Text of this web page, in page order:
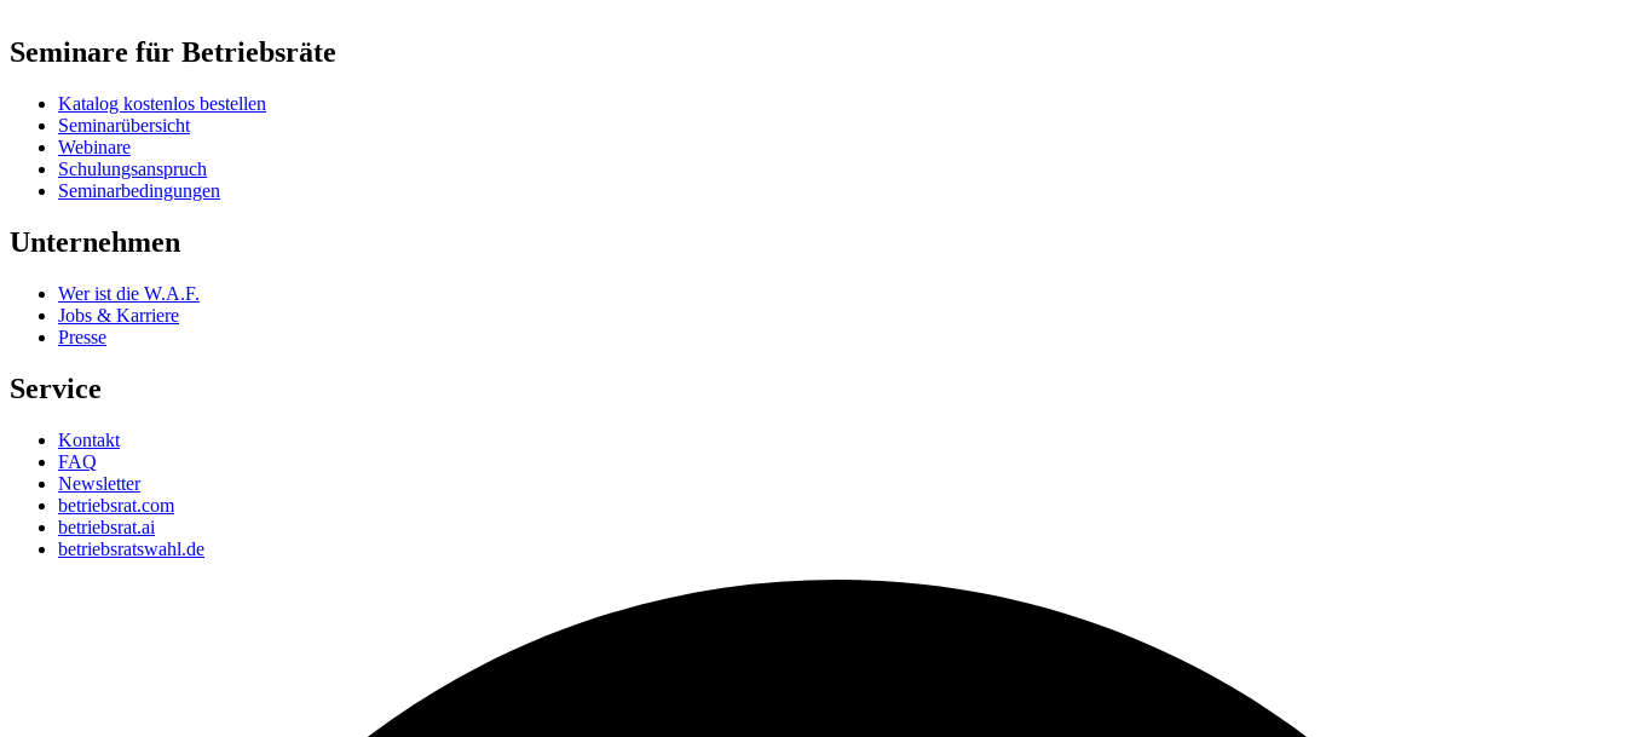
Seminare für Betriebsräte
Katalog kostenlos bestellen
Seminarübersicht
Webinare
Schulungsanspruch
Seminarbedingungen
Unternehmen
Wer ist die W.A.F.
Jobs & Karriere
Presse
Service
Kontakt
FAQ
Newsletter
betriebsrat.com
betriebsrat.ai
betriebsratswahl.de